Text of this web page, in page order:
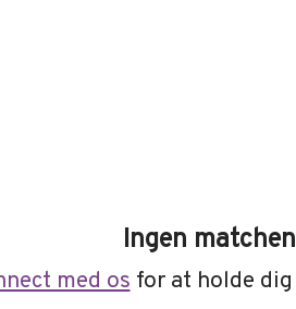
Ingen
med os for at holde